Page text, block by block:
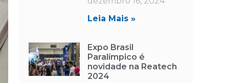
Leia Mais »
Expo Brasil
Paralímpico é
novidade na Reatech
2024